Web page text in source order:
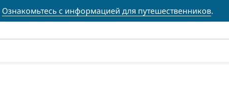
Ознакомьтесь с информацией для путешественников.